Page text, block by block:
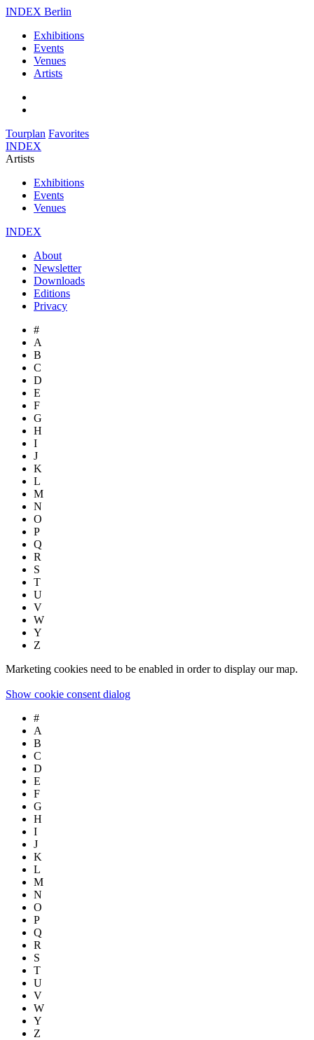
INDEX Berlin
Exhibitions
Events
Venues
Artists
Tourplan Favorites
INDEX
Artists
Exhibitions
Events
Venues
INDEX
About
Newsletter
Downloads
Editions
Privacy
#
A
B
C
D
E
F
G
H
I
J
K
L
M
N
O
P
Q
R
S
T
U
V
W
Y
Z
Marketing cookies need to be enabled in order to display our map.
Show cookie consent dialog
#
A
B
C
D
E
F
G
H
I
J
K
L
M
N
O
P
Q
R
S
T
U
V
W
Y
Z